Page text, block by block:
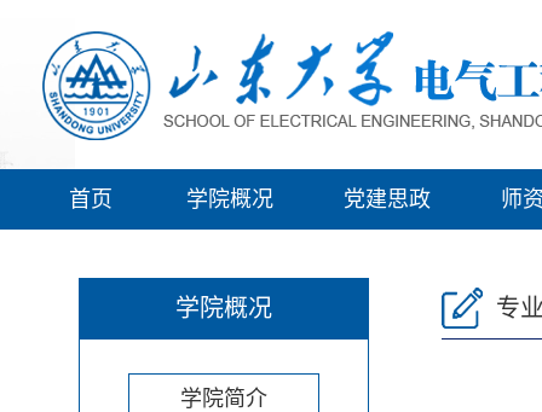
首页 学院概况 党建思政 师
学院概况
学院简介
专